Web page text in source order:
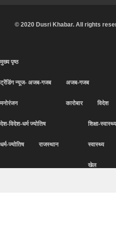
© 2020 Dusri Khabar. All rights
मुख्य पृष्ठ
ट्रेंडिंग न्यूज- अजब-गजब
मनोरंजन
अजब-गजब
कारोबार विदेश
देश-विदेश-धर्म ज्योतिष
धर्म-ज्योतिष राजस्थान
शिक्षा-
स्वास्थ्य
खेल